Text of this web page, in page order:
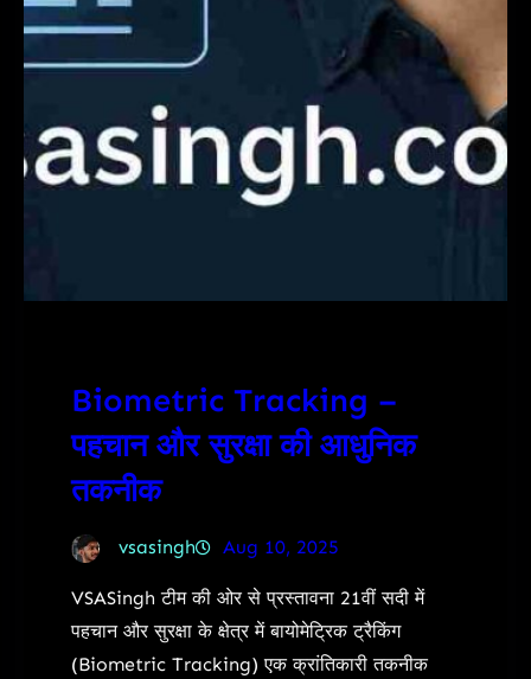
Biometric Tracking –
पहचान और सुरक्षा की आधुनिक
तकनीक
vsasingh Aug 10, 2025
VSASingh टीम की ओर से प्रस्तावना 21वीं सदी में
पहचान और सुरक्षा के क्षेत्र में बायोमेट्रिक ट्रैकिंग
(Biometric Tracking) एक क्रांतिकारी तकनीक